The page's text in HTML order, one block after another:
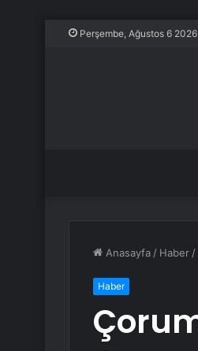
Perşembe, Ağustos 6 2026
Anasayfa / Haber /
Haber